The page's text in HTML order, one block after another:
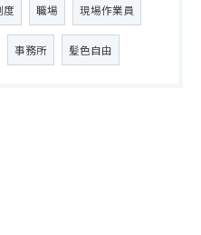
度 職場 現場作業員
事務所 髪色自由